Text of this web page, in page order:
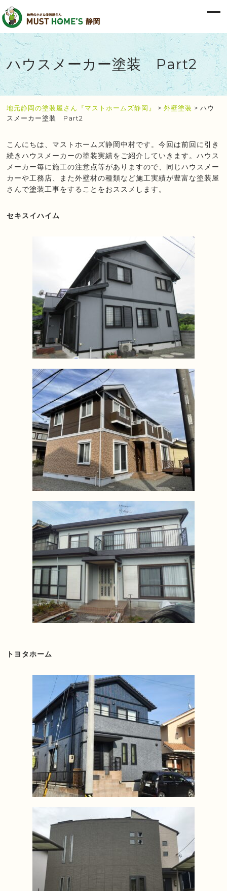
ハウスメーカー塗装 Part2
地元静岡の塗装屋さん『マストホームズ静岡』 >外壁塗装 >ハウ
スメーカー塗装 Part2
こんにちは、マストホームズ静岡中村です。今回は前回に引き
続きハウスメーカーの塗装実績をご紹介していきます。ハウス
メーカー毎に施工の注意点等がありますので、同じハウスメー
カーや工務店、また外壁材の種類など施工実績が豊富な塗装屋
さんで塗装工事をすることをおススメします。
セキスイハイム
トヨタホーム